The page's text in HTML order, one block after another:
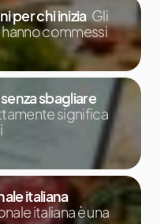
per chi inizia Gli
commessi
sbagliare
significa
italiana
italiana è una